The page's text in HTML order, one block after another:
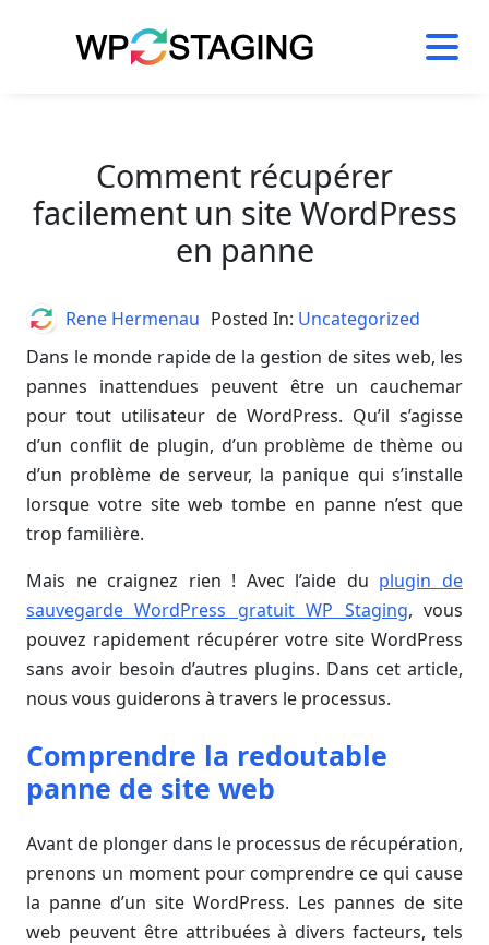
Comment récupérer
facilement un site WordPress
en panne
Dans le monde rapide de la gestion de sites web, les
pannes inattendues peuvent être un cauchemar
pour tout utilisateur de WordPress. Qu’il s’agisse
d’un conflit de plugin, d’un problème de thème ou
d’un problème de serveur, la panique qui s’installe
lorsque votre site web tombe en panne n’est que
trop familière.
Mais ne craignez rien ! Avec l’aide du plugin de
sauvegarde WordPress gratuit WP Staging, vous
pouvez rapidement récupérer votre site WordPress
sans avoir besoin d’autres plugins. Dans cet article,
nous vous guiderons à travers le processus.
Comprendre la redoutable
panne de site web
Avant de plonger dans le processus de récupération,
prenons un moment pour comprendre ce qui cause
la panne d’un site WordPress. Les pannes de site
web peuvent être attribuées à divers facteurs, tels
AuthorRene Hermenau Posted In: Uncategorized